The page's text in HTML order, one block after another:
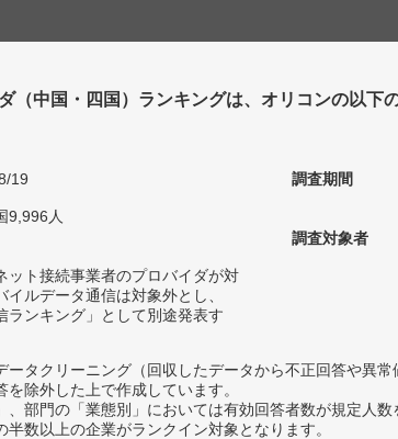
（中国・四国）ランキングは、オリコンの以下
19
9,996人
ット接続事業者のプロバイダが対
ルデータ通信は対象外とし、
ランキング」として別途発表す
調査期間
調査対象者
タクリーニング（回収したデータから不正回答や異常
除外した上で作成しています。
部門の「業態別」においては有効回答者数が規定人
数以上の企業がランクイン対象となります。